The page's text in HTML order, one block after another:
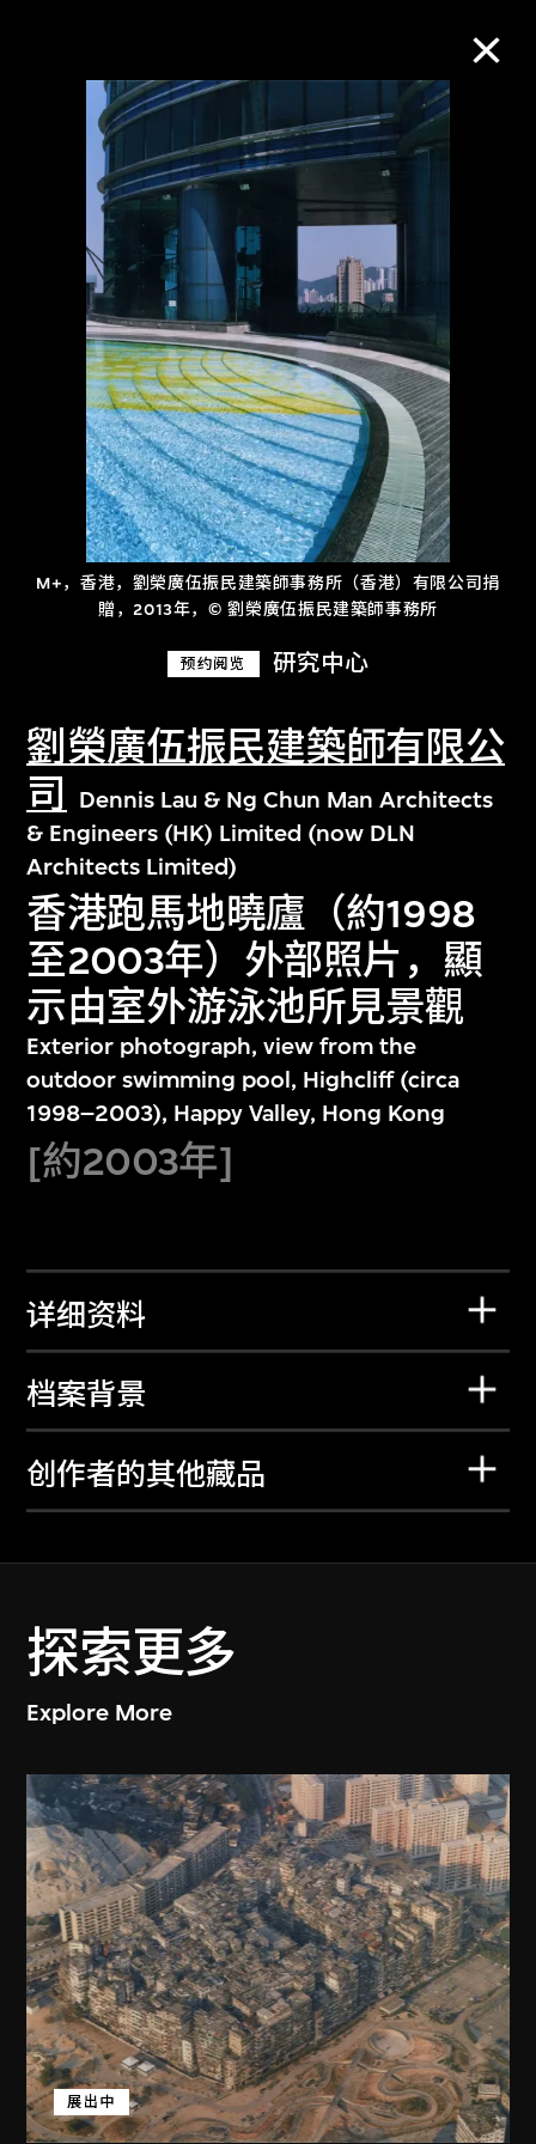
M+，香港，劉榮廣伍振民建築師事務所（香港）有限公司捐
贈，2013年，© 劉榮廣伍振民建築師事務所
预约阅览 研究中心
劉榮廣伍振民建築師有限公
司
Dennis Lau & Ng Chun Man Architects
& Engineers (HK) Limited (now DLN
Architects Limited)
香港跑馬地曉廬（約1998
至2003年）外部照片，顯
示由室外游泳池所見景觀
Exterior photograph, view from the
outdoor swimming pool, Highcliff (circa
1998–2003), Happy Valley, Hong Kong
[約2003年]
详细资料
档案背景
创作者的其他藏品
探索更多
Explore More
展出中
M+藏品
进一步筛选
关于M+藏品
探索世界顶级的二十及二十一世纪视觉
文化藏品。